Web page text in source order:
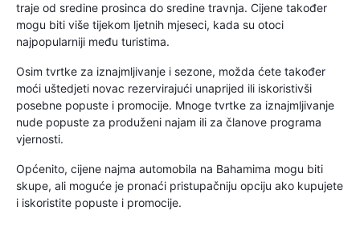
traje od sredine prosinca do sredine travnja. Cijene također
mogu biti više tijekom ljetnih mjeseci, kada su otoci
najpopularniji među turistima.
Osim tvrtke za iznajmljivanje i sezone, možda ćete također
moći uštedjeti novac rezervirajući unaprijed ili iskoristivši
posebne popuste i promocije. Mnoge tvrtke za iznajmljivanje
nude popuste za produženi najam ili za članove programa
vjernosti.
Općenito, cijene najma automobila na Bahamima mogu biti
skupe, ali moguće je pronaći pristupačniju opciju ako kupujete
i iskoristite popuste i promocije.